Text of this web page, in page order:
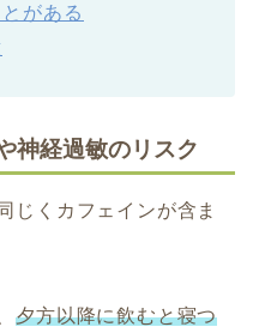
がある
神経過敏のリスク
じくカフェインが含ま
夕方以降に飲むと寝つ